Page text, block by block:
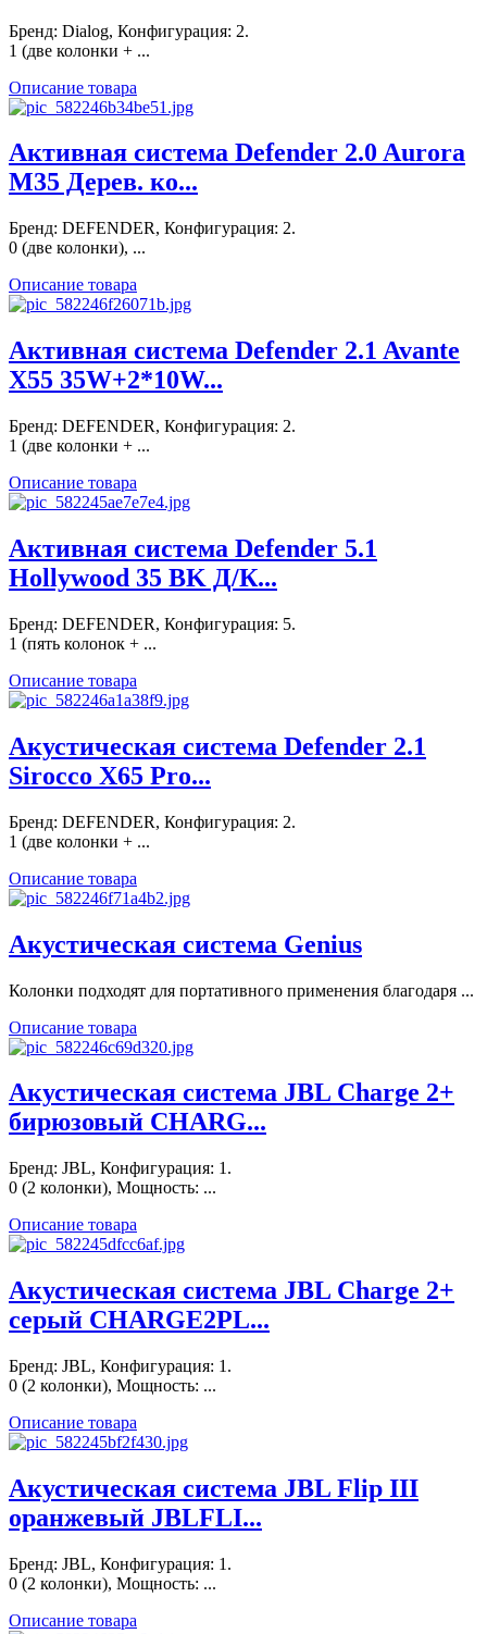
Бренд: Dialog, Конфигурация: 2.
1 (две колонки + ...
Описание товара
Активная система Defender 2.0 Aurora
M35 Дерев. ко...
Бренд: DEFENDER, Конфигурация: 2.
0 (две колонки), ...
Описание товара
Активная система Defender 2.1 Avante
X55 35W+2*10W...
Бренд: DEFENDER, Конфигурация: 2.
1 (две колонки + ...
Описание товара
Активная система Defender 5.1
Hollywood 35 BK Д/К...
Бренд: DEFENDER, Конфигурация: 5.
1 (пять колонок + ...
Описание товара
Акустическая система Defender 2.1
Sirocco X65 Pro...
Бренд: DEFENDER, Конфигурация: 2.
1 (две колонки + ...
Описание товара
Акустическая система Genius
Колонки подходят для портативного применения благодаря ...
Описание товара
Акустическая система JBL Charge 2+
бирюзовый CHARG...
Бренд: JBL, Конфигурация: 1.
0 (2 колонки), Мощность: ...
Описание товара
Акустическая система JBL Charge 2+
серый CHARGE2PL...
Бренд: JBL, Конфигурация: 1.
0 (2 колонки), Мощность: ...
Описание товара
Акустическая система JBL Flip III
оранжевый JBLFLI...
Бренд: JBL, Конфигурация: 1.
0 (2 колонки), Мощность: ...
Описание товара